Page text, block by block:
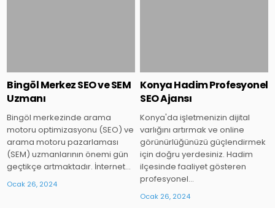
Bingöl Merkez SEO ve SEM
Uzmanı
Bingöl merkezinde arama
motoru optimizasyonu (SEO) ve
arama motoru pazarlaması
(SEM) uzmanlarının önemi gün
geçtikçe artmaktadır. İnternet…
Ocak 26, 2024
Konya Hadim Profesyonel
SEO Ajansı
Konya'da işletmenizin dijital
varlığını artırmak ve online
görünürlüğünüzü güçlendirmek
için doğru yerdesiniz. Hadim
ilçesinde faaliyet gösteren
profesyonel…
Ocak 26, 2024